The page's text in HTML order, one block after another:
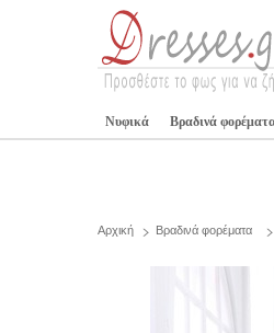
Νυφικά Βραδινά
Αρχική Βραδινά φορέματα